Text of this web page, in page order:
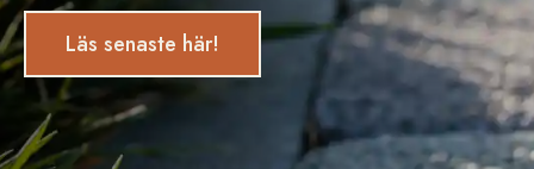
Läs senaste här!